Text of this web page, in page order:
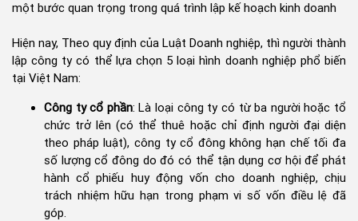
một bước quan trọng trong quá trình lập kế hoạch kinh doanh
Hiện nay, Theo quy định của Luật Doanh nghiệp, thì người thành
lập công ty có thể lựa chọn 5 loại hình doanh nghiệp phổ biến
tại Việt Nam:
Công ty cổ phần: Là loại công ty có từ ba người hoặc tổ
chức trở lên (có thể thuê hoặc chỉ định người đại diện
theo pháp luật), công ty cổ đông không hạn chế tối đa
số lượng cổ đông do đó có thể tận dụng cơ hội để phát
hành cổ phiếu huy động vốn cho doanh nghiệp, chịu
trách nhiệm hữu hạn trong phạm vi số vốn điều lệ đã
góp.